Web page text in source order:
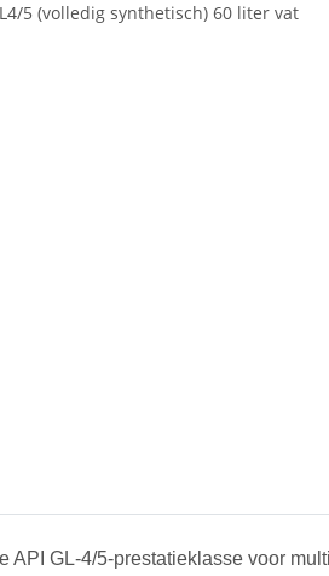
GL-4/5-prestatieklasse voor